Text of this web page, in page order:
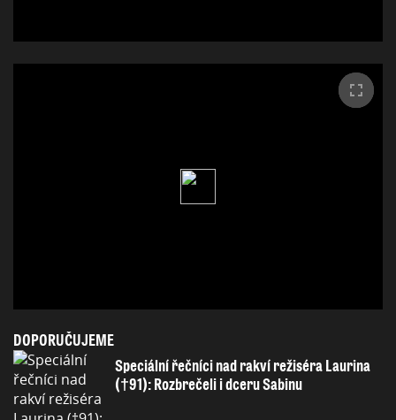
DOPORUČUJEME
Speciální řečníci nad rakví režiséra Laurina
(†91): Rozbrečeli i dceru Sabinu